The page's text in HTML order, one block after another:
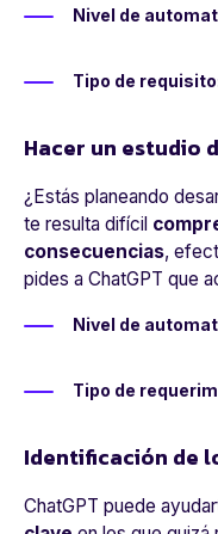
Nivel de
Tipo de
Hacer un estudio
¿Estás planeando
te resulta difícil
consecuencias,
pides a ChatGPT que
Nivel de
Tipo de
Identificación de
ChatGPT puede